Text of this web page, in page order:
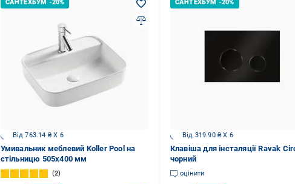
Від 763.14 ₴ X 6
Умивальник меблевий Koller Pool на
стільницю 505х400 мм
2
Від 319.90 ₴ X 6
Клавіша для інсталяції Ravak
чорний
оцінити